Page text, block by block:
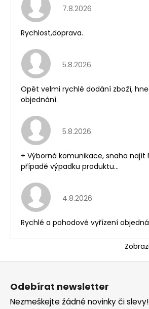
Hodnocení obchodu je 5
7.8.2026
Rychlost,doprava.
Hodnocení obchodu je 5
5.8.2026
Opět velmi rychlé dodání zboží,
objednání.
Hodnocení obchodu je 5
5.8.2026
+ Výborná komunikace, snaha najít
případě výpadku produktu...
Hodnocení obchodu je 5
4.8.2026
Rychlé a pohodové vyřízení
Odebírat newsletter
Nezmeškejte žádné novinky či slevy!